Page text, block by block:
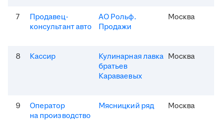
7
Продавец-
консультант авто
АО Рольф.
Продажи
Москва
8 Кассир
Кулинарная лавка
братьев
Караваевых
Москва
9
Оператор
на производство
Мясницкий ряд Москва